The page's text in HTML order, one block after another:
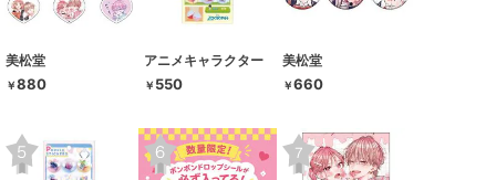
美松堂
￥880
アニメキャラクター
￥ 550
美松堂
￥660